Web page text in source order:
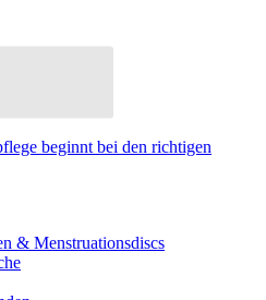
beginnt bei den richtigen
& Menstruationsdiscs